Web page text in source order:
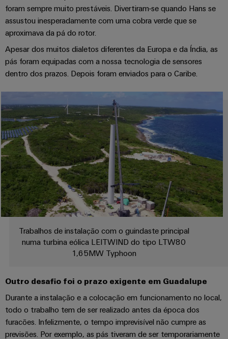
Energia
tradicional
O
futuro
para
a
de
energia
Fabricantes
de
dispositivos
Soluções
de
conectividade
inovadoras
para
Ferrovia
digitais
uma
mobilidade
ecológica
nos
de
trabalho
Weidmüller
Configurator
Sistemas
e
soluções
Automação
descentralizada
Automação
industrial
IIoT
Software
Industrial
analytics
IoT
industrial
Sistemas
eletrónicos
Módulos
e
relés
de
estado
sólido
Amplificador
de
isolamento
e
transdutores
Fontes
de
alimentação
Estruturas
Dados
de
engenharia
Catálogos
de
produtos
técnicos
Reparos
e
peças
de
substituição
Cursos
de
formação
e
seminários
Opções
de
pedido
digital
parceiros
de
automação
Encontre
seu
parceiro
de
soluções
de
Industrial
IoT
&
Automation
Eventos
feiras
eventos
globais
Experiência
digital
foram sempre muito prestáveis. Divertiram-se quando Hans se
assustou inesperadamente com uma cobra verde que se
aproximava da pá do rotor.
Apesar dos muitos dialetos diferentes da Europa e da Índia, as
pás foram equipadas com a nossa tecnologia de sensores
dentro dos prazos. Depois foram enviados para o Caribe.
Trabalhos de instalação com o guindaste principal
numa turbina eólica LEITWIND do tipo LTW80
1,65MW Typhoon
Outro desafio foi o prazo exigente em Guadalupe
Durante a instalação e a colocação em funcionamento no local,
todo o trabalho tem de ser realizado antes da época dos
furacões. Infelizmente, o tempo imprevisível não cumpre as
previsões. Por exemplo, as pás tiveram de ser temporariamente